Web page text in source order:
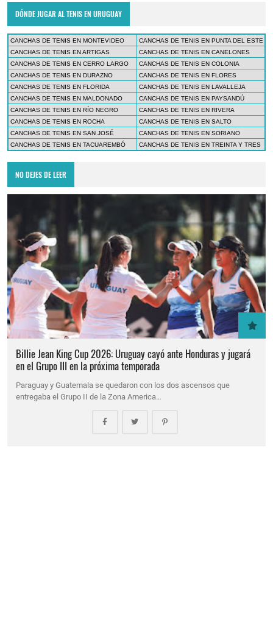
DÓNDE JUGAR AL TENIS EN URUGUAY
CANCHAS DE TENIS EN MONTEVIDEO
CANCHAS DE TENIS EN PUNTA DEL ESTE
CANCHAS DE TENIS EN ARTIGAS
CANCHAS DE TENIS EN CANELONES
CANCHAS DE TENIS EN CERRO LARGO
CANCHAS DE TENIS EN COLONIA
CANCHAS DE TENIS EN DURAZNO
CANCHAS DE TENIS EN FLORES
CANCHAS DE TENIS EN FLORIDA
CANCHAS DE TENIS EN LAVALLEJA
CANCHAS DE TENIS EN MALDONADO
CANCHAS DE TENIS EN PAYSANDÚ
CANCHAS DE TENIS EN RÍO NEGRO
CANCHAS DE TENIS EN RIVERA
CANCHAS DE TENIS EN ROCHA
CANCHAS DE TENIS EN SALTO
CANCHAS DE TENIS EN SAN JOSÉ
CANCHAS DE TENIS EN SORIANO
CANCHAS DE TENIS EN TACUAREMBÓ
CANCHAS DE TENIS EN TREINTA Y TRES
NO DEJES DE LEER
Billie Jean King Cup 2026: Uruguay cayó ante Honduras y jugará
en el Grupo III en la próxima temporada
Paraguay y Guatemala se quedaron con los dos ascensos que
entregaba el Grupo II de la Zona America…